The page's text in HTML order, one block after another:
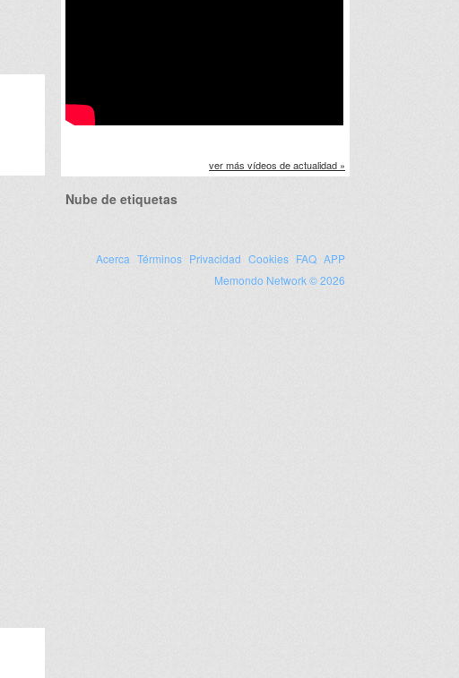
ver más vídeos de actualidad »
Nube de etiquetas
Acerca Términos Privacidad Cookies FAQ APP
Memondo Network © 2026